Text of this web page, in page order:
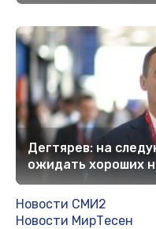
Дегтярев: на
ожидать хороших
Новости СМИ2
Новости МирТесен